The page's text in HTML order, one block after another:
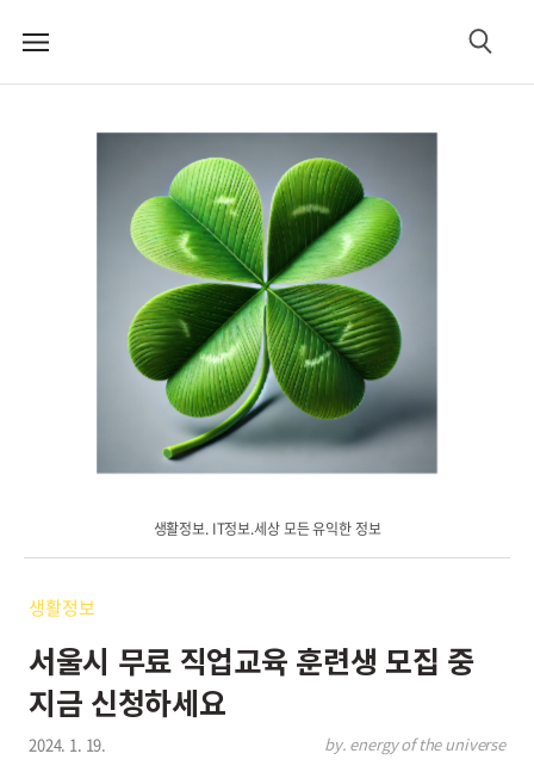
메
검
생활정보. IT정보.세상 모든 유익한 정보
생활정보
서울시 무료 직업교육 훈련생 모집 중
지금 신청하세요
2024. 1. 19. by. energy of the universe